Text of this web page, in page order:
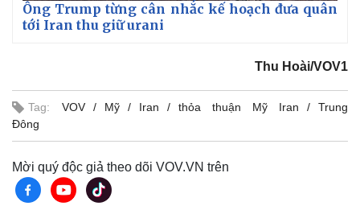
Ông Trump từng cân nhắc kế hoạch đưa quân
tới Iran thu giữ urani
Thu Hoài/VOV1
Tag: VOV Mỹ Iran thỏa thuận Mỹ Iran
Trung
Đông
Mời quý độc giả theo dõi VOV.VN trên